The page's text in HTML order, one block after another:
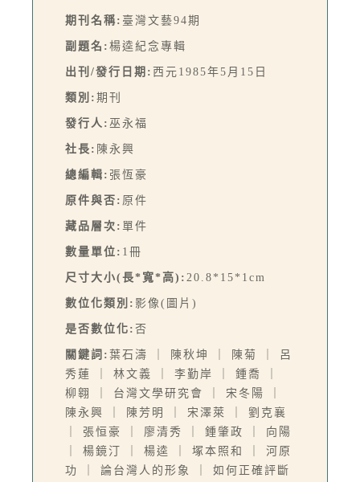
期刊名稱: 臺灣文藝94期
副題名: 楊逵紀念專輯
出刊/發行日期: 西元1985年5月15日
類別: 期刊
發行人: 巫永福
社長: 陳永興
總編輯: 張恆豪
原件與否: 原件
藏品層次: 單件
數量單位: 1冊
尺寸大小(長*寬*高): 20.8*15*1cm
數位化類別: 影像(圖片)
是否數位化: 否
關鍵詞: 葉石濤 ｜ 陳秋坤 ｜ 陳菊 ｜ 呂
秀蓮 ｜ 林文義 ｜ 李勤岸 ｜ 鍾喬 ｜
柳翱 ｜ 台灣文學研究會 ｜ 宋冬陽 ｜
陳永興 ｜ 陳芳明 ｜ 宋澤萊 ｜ 劉克襄
｜ 張恒豪 ｜ 廖清秀 ｜ 鍾肇政 ｜ 向陽
｜ 楊鏡汀 ｜ 楊逵 ｜ 塚本照和 ｜ 河原
功 ｜ 論台灣人的形象 ｜ 如何正確評斷